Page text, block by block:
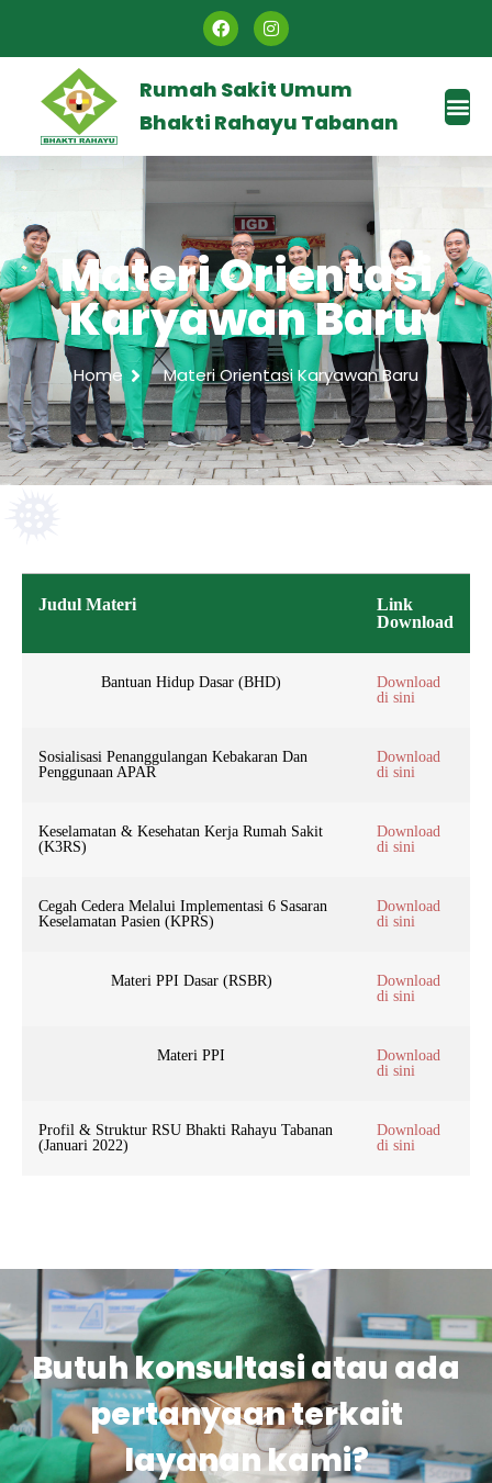
Rumah Sakit Umum
Bhakti Rahayu Tabanan
Materi Orientasi
Karyawan Baru
Home Materi Orientasi Karyawan Baru
Judul Materi
Link
Download
Bantuan Hidup Dasar (BHD)
Download
di sini
Sosialisasi Penanggulangan Kebakaran Dan
Penggunaan APAR
Download
di sini
Keselamatan & Kesehatan Kerja Rumah Sakit
(K3RS)
Download
di sini
Cegah Cedera Melalui Implementasi 6 Sasaran
Keselamatan Pasien (KPRS)
Download
di sini
Materi PPI Dasar (RSBR)
Download
di sini
Materi PPI
Download
di sini
Profil & Struktur RSU Bhakti Rahayu Tabanan
(Januari 2022)
Download
di sini
Butuh konsultasi atau ada
pertanyaan terkait
layanan kami?